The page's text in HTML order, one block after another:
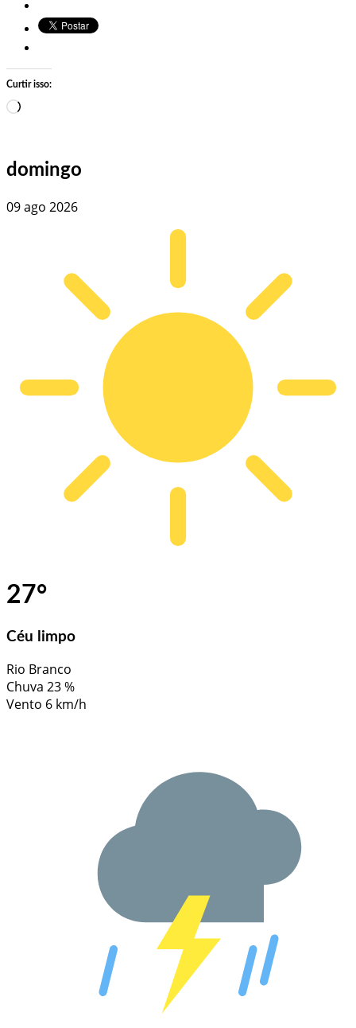
Curtir isso:
Carregando…
domingo
09 ago 2026
27°
Céu limpo
Rio Branco
Chuva 23 %
Vento 6 km/h